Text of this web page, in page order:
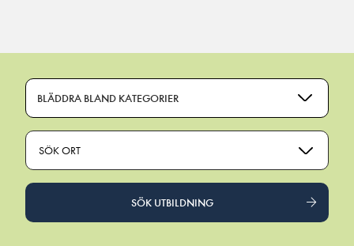
BLÄDDRA BLAND KATEGORIER
SÖK ORT
SÖK UTBILDNING